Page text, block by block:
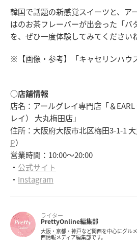
韓国で話題の新感覚スイーツと、ア
はのお茶フレーバーが出会った「バ
を、ぜひ一度体験してみてください
※【画像・参考】「キャセリンハウ
○店舗情報
店名：アールグレイ専門店「＆
レイ） 大丸梅田店」
住所：大阪府大阪市北区梅田3-1-1
P）
営業時間：10:00～20:00
・ 公式サイト
・ Instagram
ライター
PrettyOnline編集部
大阪・京都・神戸など関西を中心にグル
西情報メディア編集部です。